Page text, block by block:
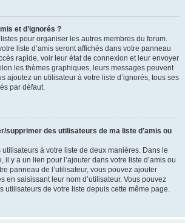
et d’ignorés ?
pour organiser les autres membres du forum.
liste d’amis seront affichés dans votre panneau
rapide, voir leur état de connexion et leur envoyer
les thèmes graphiques, leurs messages peuvent
ajoutez un utilisateur à votre liste d’ignorés, tous ses
par défaut.
supprimer des utilisateurs de ma liste d’amis ou
à votre liste de deux manières. Dans le
il y a un lien pour l’ajouter dans votre liste d’amis ou
panneau de l’utilisateur, vous pouvez ajouter
en saisissant leur nom d’utilisateur. Vous pouvez
utilisateurs de votre liste depuis cette même page.